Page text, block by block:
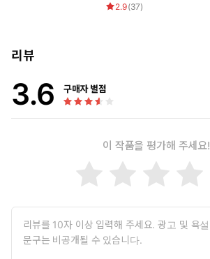
2.9(37)
리뷰
3.6 구매자 별점
이 작품을 평가해 주세요!